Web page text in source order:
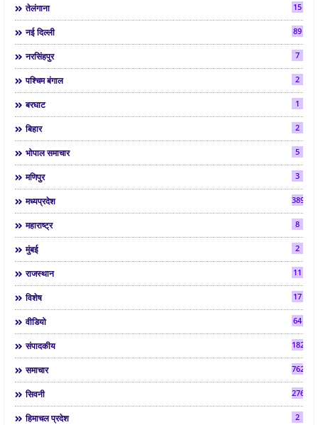
तेलंगाना 15
नई दिल्ली 89
नरसिंहपुर 7
पश्चिम बंगाल 2
बरघाट 1
बिहार 2
भोपाल समाचार 5
मणिपुर 3
मध्यप्रदेश 3892
महाराष्ट्र 8
मुंबई 2
राजस्थान 11
विशेष 17
वीडियो 64
संपादकीय 182
समाचार 7624
सिवनी 2763
हिमाचल प्रदेश 2